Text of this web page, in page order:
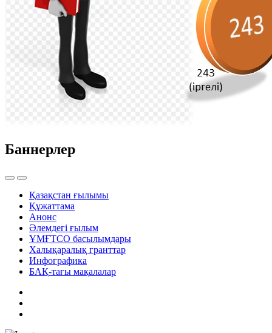
Баннерлер
Қазақстан ғылымы
Құжаттама
Анонс
Әлемдегі ғылым
ҰМҒТСО басылымдары
Халықаралық гранттар
Инфографика
БАҚ-тағы мақалалар